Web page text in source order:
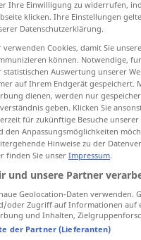
antippen)
Ihre Einwilligung zu widerrufen,
klicken. Ihre Einstellungen
Datenschutzerklärung.
verwenden Cookies, damit Sie
können. Notwendige,
statistischen Auswertung unserer
auf Ihrem Endgerät gespeichert.
dienen, werden nur
geben. Klicken Sie
für zukünftige Besuche
den Anpassungsmöglichkeiten
Hinweise zu der
finden Sie unser Impressum.
und unsere Partner
Geolocation-Daten verwenden.
oder Zugriff auf Informationen auf
und Inhalten,
der Partner (Lieferanten)